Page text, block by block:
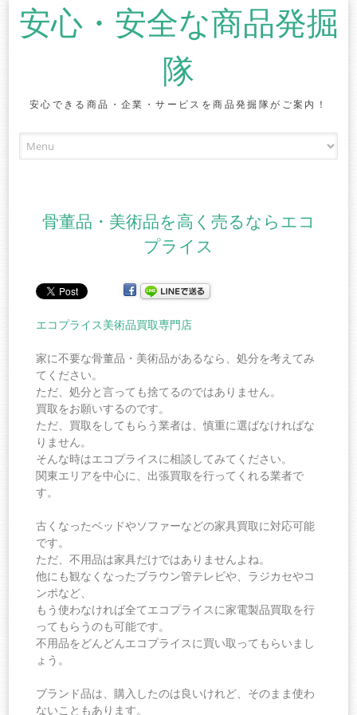
安心・安全な商品発掘
隊
安心できる商品・企業・サービスを商品発掘隊がご案内！
骨董品・美術品を高く売るならエコ
プライス
エコプライス美術品買取専門店
家に不要な骨董品・美術品があるなら、処分を考えてみ
てください。
ただ、処分と言っても捨てるのではありません。
買取をお願いするのです。
ただ、買取をしてもらう業者は、慎重に選ばなければな
りません。
そんな時はエコプライスに相談してみてください。
関東エリアを中心に、出張買取を行ってくれる業者で
す。
古くなったベッドやソファーなどの家具買取に対応可能
です。
ただ、不用品は家具だけではありませんよね。
他にも観なくなったブラウン管テレビや、ラジカセやコ
ンポなど、
もう使わなければ全てエコプライスに家電製品買取を行
ってもらうのも可能です。
不用品をどんどんエコプライスに買い取ってもらいまし
ょう。
ブランド品は、購入したのは良いけれど、そのまま使わ
ないこともあります。